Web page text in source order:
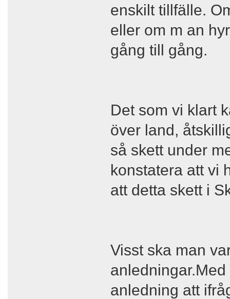
enskilt tillfälle.
eller om m an
gång till gång.
Det som vi klart
över land,
så skett under
konstatera att vi
att detta skett i
Visst ska man
anledning att